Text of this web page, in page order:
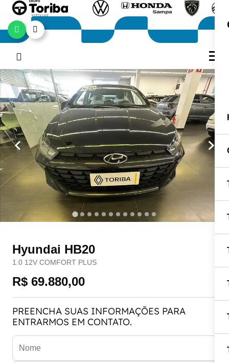
Hyundai HB20
1.0 12V COMFORT PLUS
R$ 69.880,00
PREENCHA SUAS INFORMAÇÕES PARA
ENTRARMOS EM CONTATO.